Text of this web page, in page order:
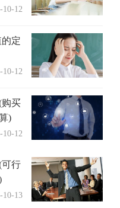
10-12
定
10-12
买
)
10-12
行
10-13